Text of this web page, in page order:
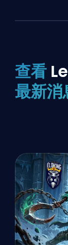
查看
最新消